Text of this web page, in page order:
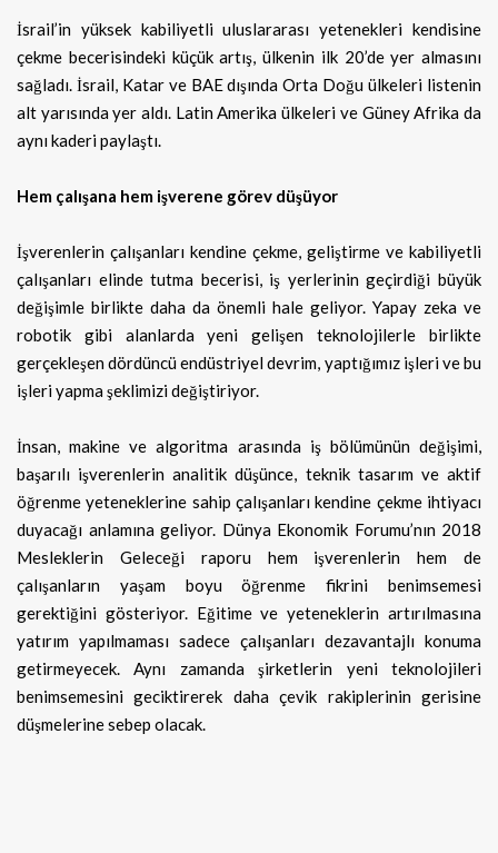
İsrail’in yüksek kabiliyetli uluslararası yetenekleri kendisine
çekme becerisindeki küçük artış, ülkenin ilk 20’de yer almasını
sağladı. İsrail, Katar ve BAE dışında Orta Doğu ülkeleri listenin
alt yarısında yer aldı. Latin Amerika ülkeleri ve Güney Afrika da
aynı kaderi paylaştı.
Hem çalışana hem işverene görev düşüyor
İşverenlerin çalışanları kendine çekme, geliştirme ve kabiliyetli
çalışanları elinde tutma becerisi, iş yerlerinin geçirdiği büyük
değişimle birlikte daha da önemli hale geliyor. Yapay zeka ve
robotik gibi alanlarda yeni gelişen teknolojilerle birlikte
gerçekleşen dördüncü endüstriyel devrim, yaptığımız işleri ve bu
işleri yapma şeklimizi değiştiriyor.
İnsan, makine ve algoritma arasında iş bölümünün değişimi,
başarılı işverenlerin analitik düşünce, teknik tasarım ve aktif
öğrenme yeteneklerine sahip çalışanları kendine çekme ihtiyacı
duyacağı anlamına geliyor. Dünya Ekonomik Forumu’nın 2018
Mesleklerin Geleceği raporu hem işverenlerin hem de
çalışanların yaşam boyu öğrenme fikrini benimsemesi
gerektiğini gösteriyor. Eğitime ve yeteneklerin artırılmasına
yatırım yapılmaması sadece çalışanları dezavantajlı konuma
getirmeyecek. Aynı zamanda şirketlerin yeni teknolojileri
benimsemesini geciktirerek daha çevik rakiplerinin gerisine
düşmelerine sebep olacak.